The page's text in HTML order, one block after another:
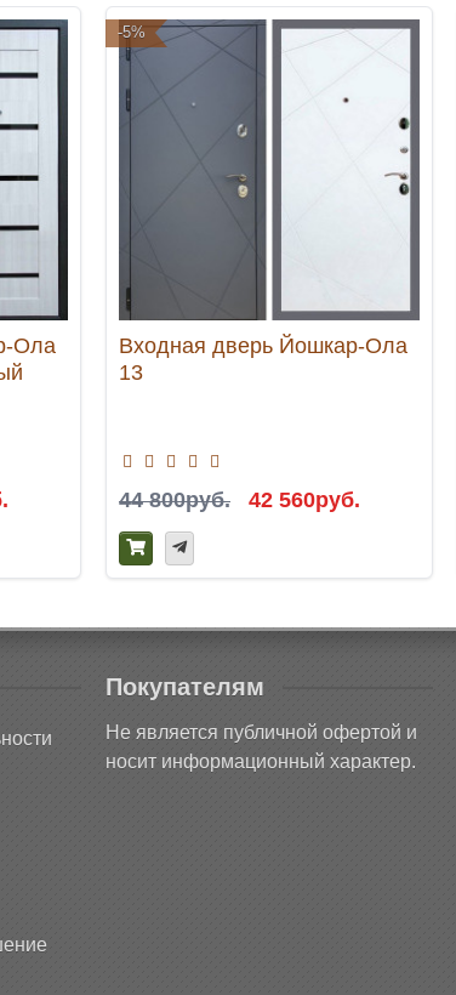
Ола
-5%
Входная дверь Йошкар-Ола
13
44 800руб. 42 560руб.
Покупателям
Не является публичной офертой и
носит информационный характер.